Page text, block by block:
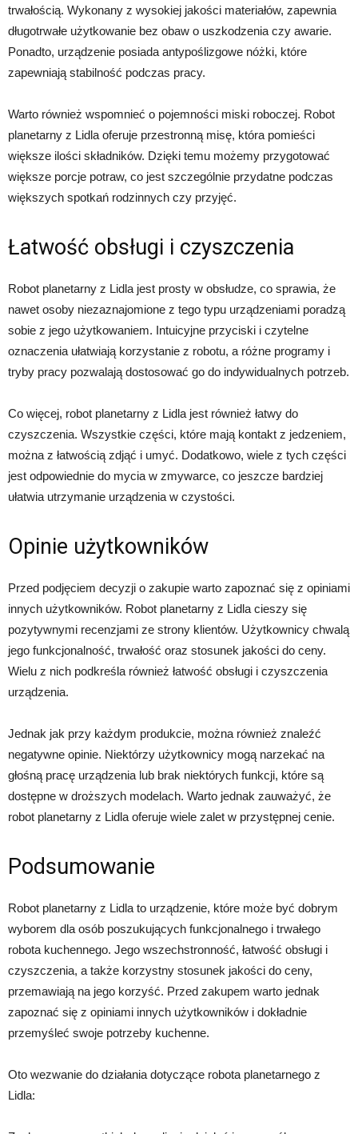
trwałością. Wykonany z wysokiej jakości materiałów, zapewnia
długotrwałe użytkowanie bez obaw o uszkodzenia czy awarie.
Ponadto, urządzenie posiada antypoślizgowe nóżki, które
zapewniają stabilność podczas pracy.
Warto również wspomnieć o pojemności miski roboczej. Robot
planetarny z Lidla oferuje przestronną misę, która pomieści
większe ilości składników. Dzięki temu możemy przygotować
większe porcje potraw, co jest szczególnie przydatne podczas
większych spotkań rodzinnych czy przyjęć.
Łatwość obsługi i czyszczenia
Robot planetarny z Lidla jest prosty w obsłudze, co sprawia, że
nawet osoby niezaznajomione z tego typu urządzeniami poradzą
sobie z jego użytkowaniem. Intuicyjne przyciski i czytelne
oznaczenia ułatwiają korzystanie z robotu, a różne programy i
tryby pracy pozwalają dostosować go do indywidualnych potrzeb.
Co więcej, robot planetarny z Lidla jest również łatwy do
czyszczenia. Wszystkie części, które mają kontakt z jedzeniem,
można z łatwością zdjąć i umyć. Dodatkowo, wiele z tych części
jest odpowiednie do mycia w zmywarce, co jeszcze bardziej
ułatwia utrzymanie urządzenia w czystości.
Opinie użytkowników
Przed podjęciem decyzji o zakupie warto zapoznać się z opiniami
innych użytkowników. Robot planetarny z Lidla cieszy się
pozytywnymi recenzjami ze strony klientów. Użytkownicy chwalą
jego funkcjonalność, trwałość oraz stosunek jakości do ceny.
Wielu z nich podkreśla również łatwość obsługi i czyszczenia
urządzenia.
Jednak jak przy każdym produkcie, można również znaleźć
negatywne opinie. Niektórzy użytkownicy mogą narzekać na
głośną pracę urządzenia lub brak niektórych funkcji, które są
dostępne w droższych modelach. Warto jednak zauważyć, że
robot planetarny z Lidla oferuje wiele zalet w przystępnej cenie.
Podsumowanie
Robot planetarny z Lidla to urządzenie, które może być dobrym
wyborem dla osób poszukujących funkcjonalnego i trwałego
robota kuchennego. Jego wszechstronność, łatwość obsługi i
czyszczenia, a także korzystny stosunek jakości do ceny,
przemawiają na jego korzyść. Przed zakupem warto jednak
zapoznać się z opiniami innych użytkowników i dokładnie
przemyśleć swoje potrzeby kuchenne.
Oto wezwanie do działania dotyczące robota planetarnego z
Lidla: